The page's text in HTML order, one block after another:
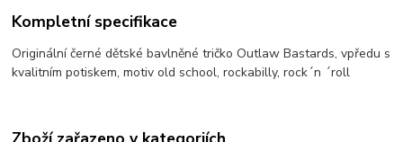
Kompletní specifikace
Originální černé dětské bavlněné tričko Outlaw Bastards, vpředu s
kvalitním potiskem, motiv old school, rockabilly, rock´n ´roll